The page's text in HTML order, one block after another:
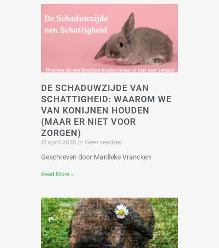
DE SCHADUWZIJDE VAN
SCHATTIGHEID: WAAROM WE
VAN KONIJNEN HOUDEN
(MAAR ER NIET VOOR
ZORGEN)
15 april 2025
Geen reacties
Geschreven door Marilleke Vrancken
Read More »